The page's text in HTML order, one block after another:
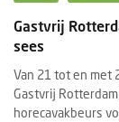
Gastvrij
sees
Van 21 tot en met
Gastvrij
horecavakbeurs